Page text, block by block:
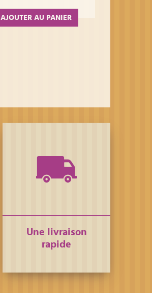
AJOUTER AU PANIER
Une livraison
rapide